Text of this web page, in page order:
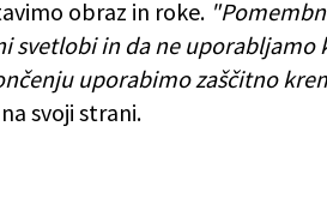
obraz in roke.
svetlobi in da ne uporabljamo
uporabimo zaščitno
svoji strani.